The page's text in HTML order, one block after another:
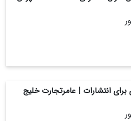
انتشارات | عامرتجارت خلیج